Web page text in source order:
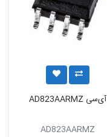
آی‌سی AD823AARMZ
AD823AARMZ